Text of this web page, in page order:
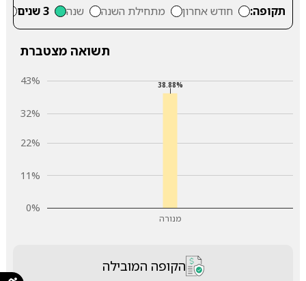
תקופה: חודש אחרון מתחילת השנה שנה 3 שנים
תשואה מצטברת
מנורה
0%
11%
22%
32%
43% 38.88%
הקופה המובילה